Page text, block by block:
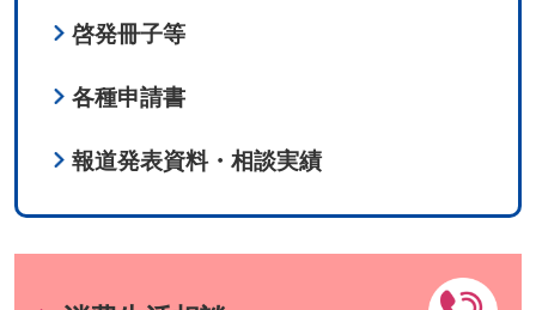
啓発冊子等
各種申請書
報道発表資料・相談実績